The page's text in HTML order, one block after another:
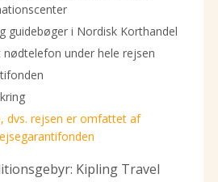
guidebøger i Nordisk Korthandel
under hele rejsen
dvs. rejsen er omfattet af
Kipling Travel